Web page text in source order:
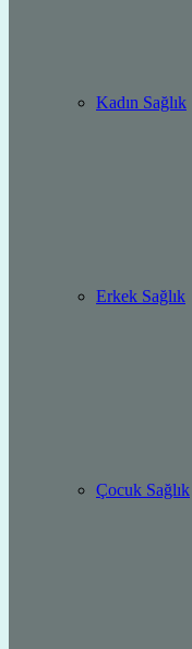
Kadın Sağlık
Erkek Sağlık
Çocuk Sağlık